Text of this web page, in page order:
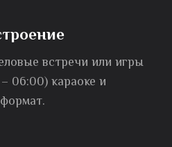
встречи или игры
06:00) караоке и